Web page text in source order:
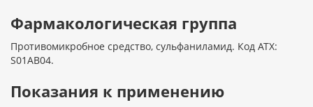
Фармакологическая группа
Противомикробное средство, сульфаниламид. Код АТХ:
S01AB04.
Показания к применению